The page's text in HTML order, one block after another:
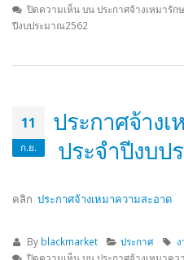
ปิดความเห็นบน ประกาศจ้างเหมารั
ปีงบประมาณ2562
11
ก.ย.
ประกาศจ้าง
ประจำปีงบป
คลิก ประกาศจ้างเหมาความสะอาด
By blackmarket ประกาศ
ปิดความเห็นบน ประกาศจ้างเหมาค